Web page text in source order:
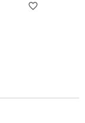
favorite_border